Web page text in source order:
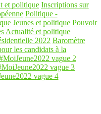
et politique Inscriptions sur
Politique -
Jeunes et politique Pouvoir
Actualité et politique
2022 Baromètre
les candidats à la
vague 2
vague 3
vague 4